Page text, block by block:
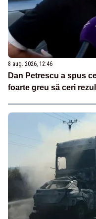
8 aug. 2026, 12:46
Dan Petrescu a spus
foarte greu să ceri